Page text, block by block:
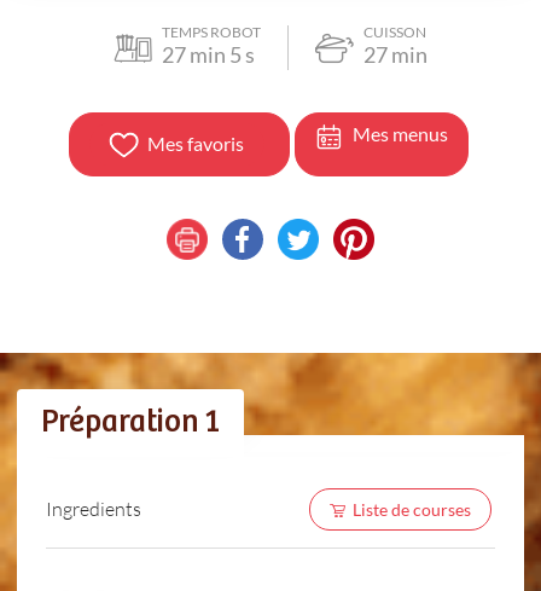
TEMPS ROBOT
27min 5 s
CUISSON
27min
Mes favoris Mes menus
Préparation 1
Ingredients Liste de courses